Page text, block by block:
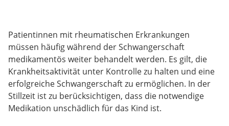
Patientinnen mit rheumatischen Erkrankungen
müssen häufig während der Schwangerschaft
medikamentös weiter behandelt werden. Es gilt, die
Krankheitsaktivität unter Kontrolle zu halten und eine
erfolgreiche Schwangerschaft zu ermöglichen. In der
Stillzeit ist zu berücksichtigen, dass die notwendige
Medikation unschädlich für das Kind ist.